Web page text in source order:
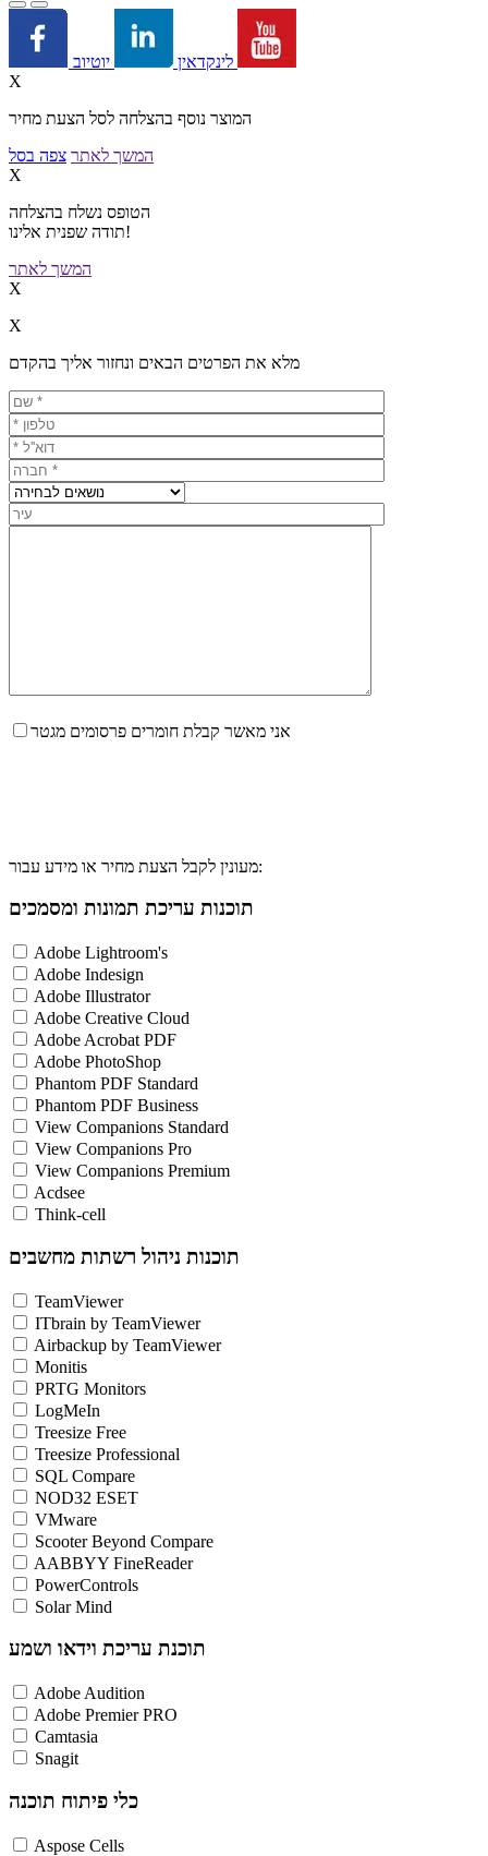
לינקדאין
X
המוצר נוסף בהצלחה לסל הצעת מחיר
המשך לאתר צפה בסל
X
הטופס נשלח בהצלחה
תודה שפנית אלינו!
המשך לאתר
X
X
מלא את הפרטים הבאים ונחזור אליך בהקדם
אני מאשר קבלת חומרים פרסומים מגטר
מעונין לקבל הצעת מחיר או מידע עבור:
תוכנות עריכת תמונות ומסמכים
Adobe Lightroom's
Adobe Indesign
Adobe Illustrator
Adobe Creative Cloud
Adobe Acrobat PDF
Adobe PhotoShop
Phantom PDF Standard
Phantom PDF Business
View Companions Standard
View Companions Pro
View Companions Premium
Acdsee
Think-cell
תוכנות ניהול רשתות מחשבים
TeamViewer
ITbrain by TeamViewer
Airbackup by TeamViewer
Monitis
PRTG Monitors
LogMeIn
Treesize Free
Treesize Professional
SQL Compare
NOD32 ESET
VMware
Scooter Beyond Compare
AABBYY FineReader
PowerControls
Solar Mind
תוכנת עריכת וידאו ושמע
Adobe Audition
Adobe Premier PRO
Camtasia
Snagit
כלי פיתוח תוכנה
Aspose Cells